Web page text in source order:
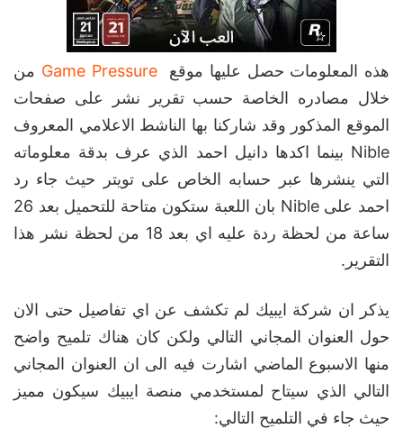
هذه المعلومات حصل عليها موقع Game Pressure
من
خلال مصادره الخاصة حسب تقرير نشر على صفحات
الموقع المذكور وقد شاركنا بها الناشط الاعلامي المعروف
Nible بينما اكدها دانيل احمد الذي عرف بدقة معلوماته
التي ينشرها عبر حسابه الخاص على تويتر حيث جاء رد
احمد على Nible بان اللعبة ستكون متاحة للتحميل بعد 26
ساعة من لحظة ردة عليه اي بعد 18 من لحظة نشر هذا
التقرير.
يذكر ان شركة ايبيك لم تكشف عن اي تفاصيل حتى الان
حول العنوان المجاني التالي ولكن كان هناك تلميح واضح
منها الاسبوع الماضي اشارت فيه الى ان العنوان المجاني
التالي الذي سيتاح لمستخدمي منصة ايبيك سيكون مميز
حيث جاء في التلميح التالي: